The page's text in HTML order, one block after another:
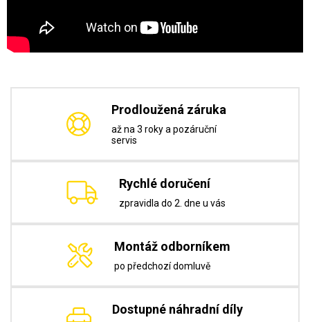
Prodloužená záruka
až na 3 roky a pozáruční
servis
Rychlé doručení
zpravidla do 2. dne u vás
Montáž odborníkem
po předchozí domluvě
Dostupné náhradní díly